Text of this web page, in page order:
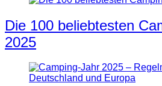
Die 100 beliebtesten
2025